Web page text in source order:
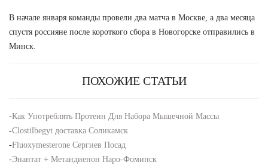
В начале января команды провели два матча в Москве, а два месяца
спустя россияне после короткого сбора в Новогорске отправились в
Минск.
ПОХОЖИЕ СТАТЬИ
-Как Употреблять Протеин Для Набора Мышечной Массы
-Clostilbegyt доставка Соликамск
-Fluoxymesterone Сергиев Посад
-Энантат + Метандиенон Наро-Фоминск